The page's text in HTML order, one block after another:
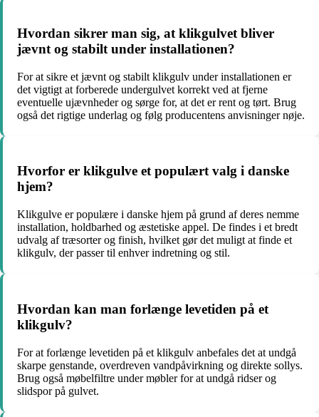
Hvordan sikrer man sig, at klikgulvet bliver
jævnt og stabilt under installationen?
For at sikre et jævnt og stabilt klikgulv under installationen er
det vigtigt at forberede undergulvet korrekt ved at fjerne
eventuelle ujævnheder og sørge for, at det er rent og tørt. Brug
også det rigtige underlag og følg producentens anvisninger nøje.
Hvorfor er klikgulve et populært valg i danske
hjem?
Klikgulve er populære i danske hjem på grund af deres nemme
installation, holdbarhed og æstetiske appel. De findes i et bredt
udvalg af træsorter og finish, hvilket gør det muligt at finde et
klikgulv, der passer til enhver indretning og stil.
Hvordan kan man forlænge levetiden på et
klikgulv?
For at forlænge levetiden på et klikgulv anbefales det at undgå
skarpe genstande, overdreven vandpåvirkning og direkte sollys.
Brug også møbelfiltre under møbler for at undgå ridser og
slidspor på gulvet.